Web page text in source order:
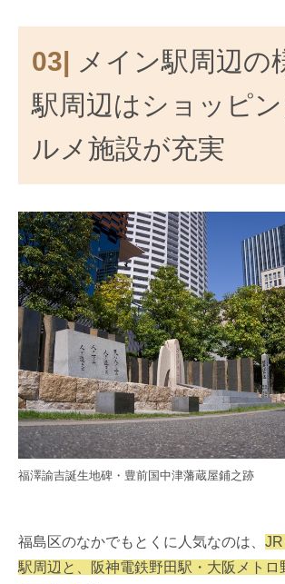
03|
メイン駅周辺の
駅周辺はショッピ
ルメ施設が充実
福澤諭吉誕生地碑・豊前国中津藩蔵屋鋪之跡
福島区のなかでもとくに人気なのは、
駅周辺と、阪神電鉄野田駅・大阪メトロ